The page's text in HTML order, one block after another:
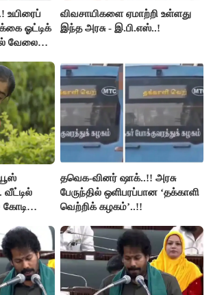
உயிரைப்
ஓட்டிக்
வேலை
விவசாயிகளை ஏமாற்றி உள்ளது
இந்த அரசு - இ.பி.எஸ்..!
தவெக-வினர் ஷாக்..!! அரசு
பேருந்தில் ஒளிபரப்பான ‘தக்காளி
வெற்றிக் கழகம்’..!!